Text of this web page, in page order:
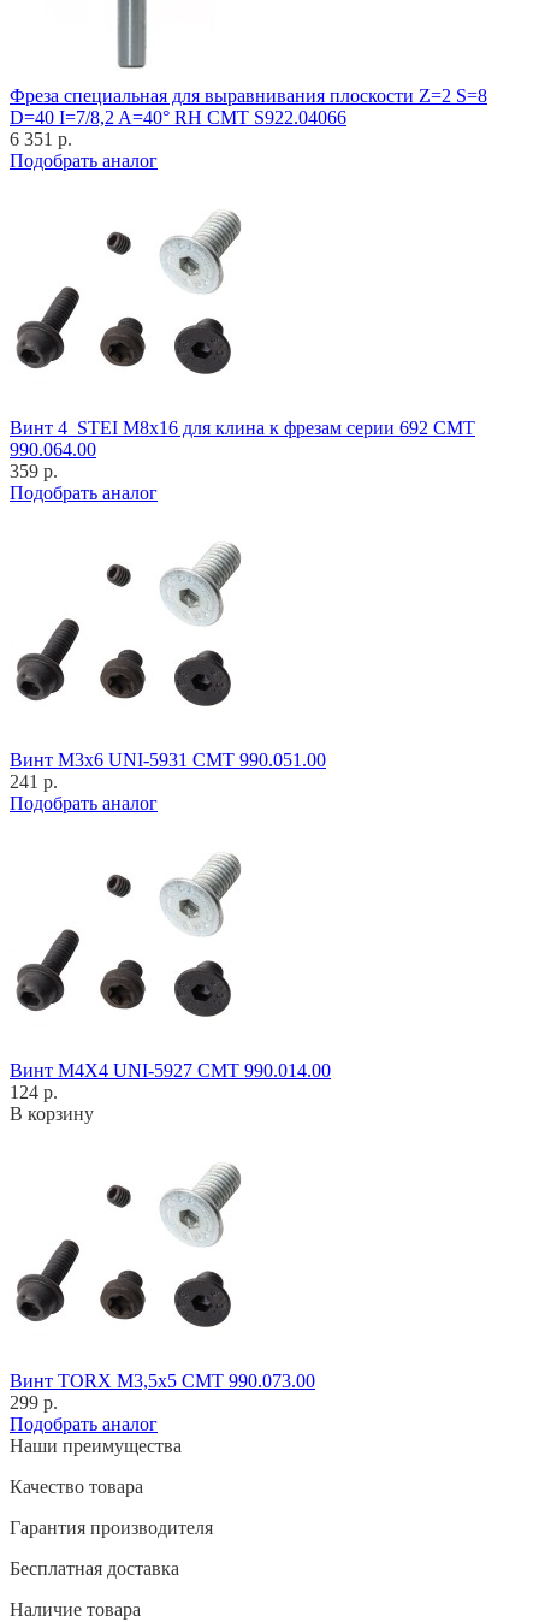
Фреза специальная для выравнивания плоскости Z=2 S=8
D=40 I=7/8,2 A=40° RH CMT S922.04066
6 351 р.
Подобрать аналог
Винт 4_STEI M8x16 для клина к фрезам серии 692 CMT
990.064.00
359 р.
Подобрать аналог
Винт M3x6 UNI-5931 CMT 990.051.00
241 р.
Подобрать аналог
Винт M4X4 UNI-5927 CMT 990.014.00
124 р.
В корзину
Винт TORX M3,5x5 CMT 990.073.00
299 р.
Подобрать аналог
Наши преимущества
Качество товара
Гарантия производителя
Бесплатная доставка
Наличие товара